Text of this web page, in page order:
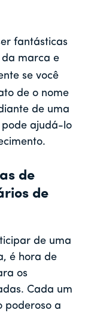
fantásticas
da marca e
se você
de o nome
de uma
pode ajudá-lo
de
de
de uma
é hora de
os
Cada um
poderoso a